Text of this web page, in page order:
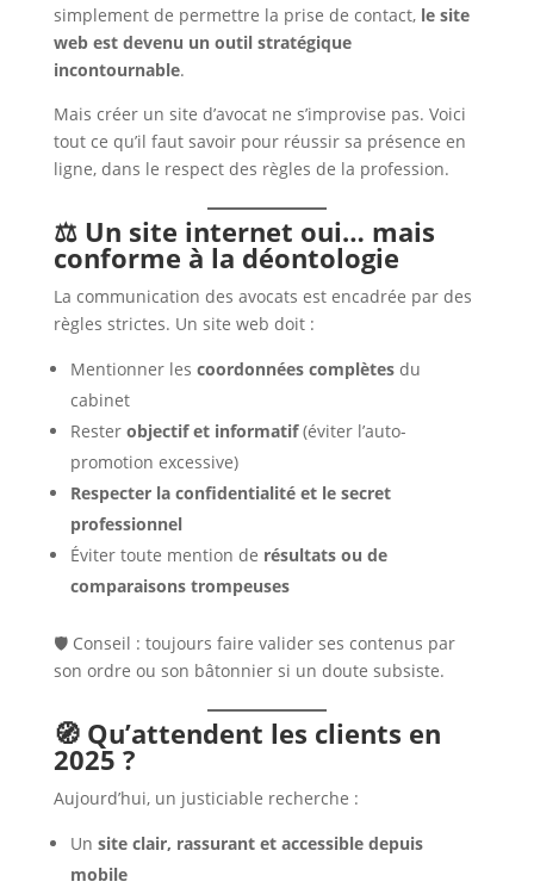
simplement de permettre la prise de contact, le site
web est devenu un outil stratégique
incontournable.
Mais créer un site d’avocat ne s’improvise pas. Voici
tout ce qu’il faut savoir pour réussir sa présence en
ligne, dans le respect des règles de la profession.
⚖️ Un site internet oui… mais
conforme à la déontologie
La communication des avocats est encadrée par des
règles strictes. Un site web doit :
Mentionner les coordonnées complètesdu
cabinet
Rester objectif et informatif(éviter l’auto-
promotion excessive)
Respecter la confidentialité et le secret
professionnel
Éviter toute mention de résultats ou de
comparaisons trompeuses
🛡️ Conseil : toujours faire valider ses contenus par
son ordre ou son bâtonnier si un doute subsiste.
🧭 Qu’attendent les clients en
2025 ?
Aujourd’hui, un justiciable recherche :
Un site clair, rassurant et accessible depuis
mobile